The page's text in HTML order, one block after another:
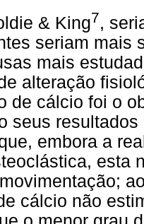
& King7,
seriam mais
mais
alteração
de cálcio foi o
seus
embora a
esta
cálcio não